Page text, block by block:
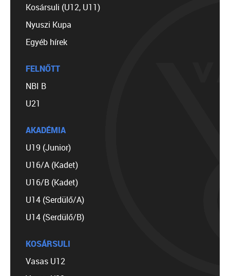
Kosársuli (U12, U11)
Nyuszi Kupa
Egyéb hírek
FELNŐTT
NBI B
U21
AKADÉMIA
U19 (Junior)
U16/A (Kadet)
U16/B (Kadet)
U14 (Serdülő/A)
U14 (Serdülő/B)
KOSÁRSULI
Vasas U12